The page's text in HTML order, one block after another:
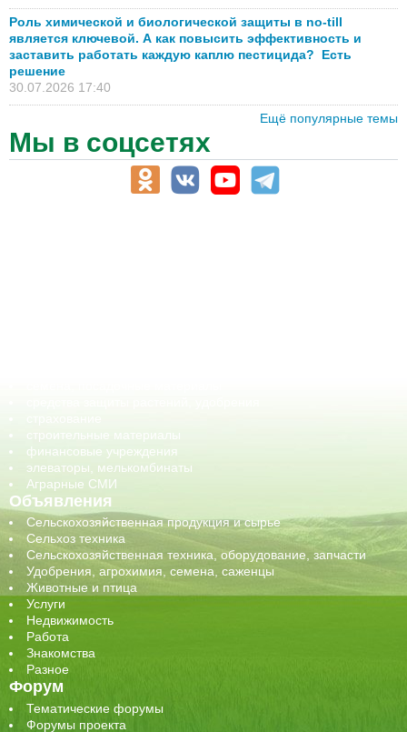
Роль химической и биологической защиты в no-till
является ключевой. А как повысить эффективность и
заставить работать каждую каплю пестицида? Есть
решение
30.07.2026 17:40
Ещё популярные темы
Мы в соцсетях
строительные материалы
финансовые учреждения
элеваторы, мелькомбинаты
Аграрные СМИ
Объявления
Сельскохозяйственная продукция и сырье
Сельхоз техника
Сельскохозяйственная техника, оборудование, запчасти
Удобрения, агрохимия, семена, саженцы
Животные и птица
Услуги
Недвижимость
Работа
Знакомства
Разное
Форум
Тематические форумы
Форумы проекта